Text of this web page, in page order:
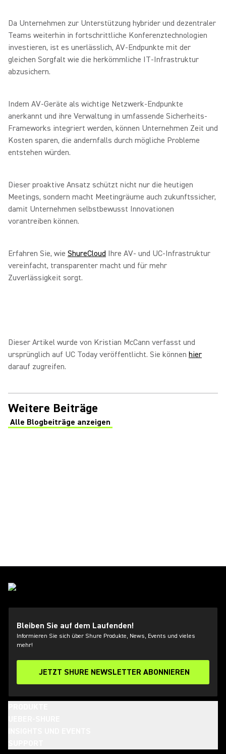
Da Unternehmen zur Unterstützung hybrider und dezentraler
Teams weiterhin in fortschrittliche Konferenztechnologien
investieren, ist es unerlässlich, AV-Endpunkte mit der
gleichen Sorgfalt wie die herkömmliche IT-Infrastruktur
abzusichern.
Indem AV-Geräte als wichtige Netzwerk-Endpunkte
anerkannt und ihre Verwaltung in umfassende Sicherheits-
Frameworks integriert werden, können Unternehmen Zeit und
Kosten sparen, die andernfalls durch mögliche Probleme
entstehen würden.
Dieser proaktive Ansatz schützt nicht nur die heutigen
Meetings, sondern macht Meetingräume auch zukunftssicher,
damit Unternehmen selbstbewusst Innovationen
vorantreiben können.
Erfahren Sie, wie ShureCloud Ihre AV- und UC-Infrastruktur
vereinfacht, transparenter macht und für mehr
Zuverlässigkeit sorgt.
Dieser Artikel wurde von Kristian McCann verfasst und
ursprünglich auf UC Today veröffentlicht. Sie können hier
darauf zugreifen.
Weitere Beiträge
Alle Blogbeiträge anzeigen
(Opens in a new tab)
Bleiben Sie auf dem Laufenden!
Informieren Sie sich über Shure Produkte, News, Events und vieles
mehr!
JETZT SHURE NEWSLETTER ABONNIEREN